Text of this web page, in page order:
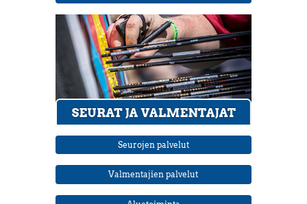
Seurojen palvelut
Valmentajien palvelut